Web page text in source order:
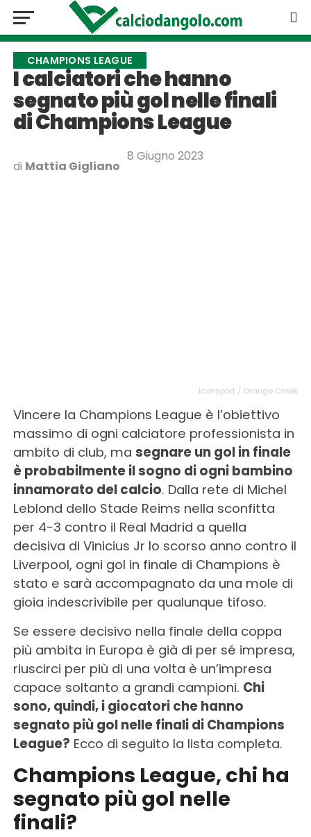
CHAMPIONS LEAGUE
I calciatori che hanno
segnato più gol nelle finali
di Champions League
di Mattia Gigliano
8 Giugno 2023
Iconsport / Orange Creek
Vincere la Champions League è l’obiettivo
massimo di ogni calciatore professionista in
ambito di club, ma segnare un gol in finale
è probabilmente il sogno di ogni bambino
innamorato del calcio. Dalla rete di Michel
Leblond dello Stade Reims nella sconfitta
per 4-3 contro il Real Madrid a quella
decisiva di Vinicius Jr lo scorso anno contro il
Liverpool, ogni gol in finale di Champions è
stato e sarà accompagnato da una mole di
gioia indescrivibile per qualunque tifoso.
Se essere decisivo nella finale della coppa
più ambita in Europa è già di per sé impresa,
riuscirci per più di una volta è un’impresa
capace soltanto a grandi campioni. Chi
sono, quindi, i giocatori che hanno
segnato più gol nelle finali di Champions
League? Ecco di seguito la lista completa.
Champions League, chi ha
segnato più gol nelle
finali?